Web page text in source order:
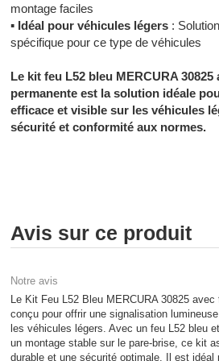
montage faciles
▪ Idéal pour véhicules légers :
spécifique pour ce type de véhicules
Le kit feu L52 bleu MERCURA
permanente est la solution idéale
efficace et visible sur les véhicules
sécurité et conformité aux normes.
Avis sur ce produit
Notre avis
Le Kit Feu L52 Bleu MERCURA 30825
conçu pour offrir une signalisation
les véhicules légers. Avec un feu L52 bleu
un montage stable sur le pare-brise, ce kit
durable et une sécurité optimale. Il est idéal